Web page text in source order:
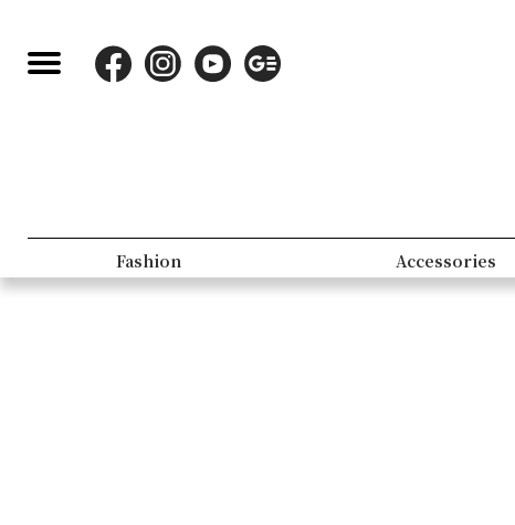
Fashion Accessories